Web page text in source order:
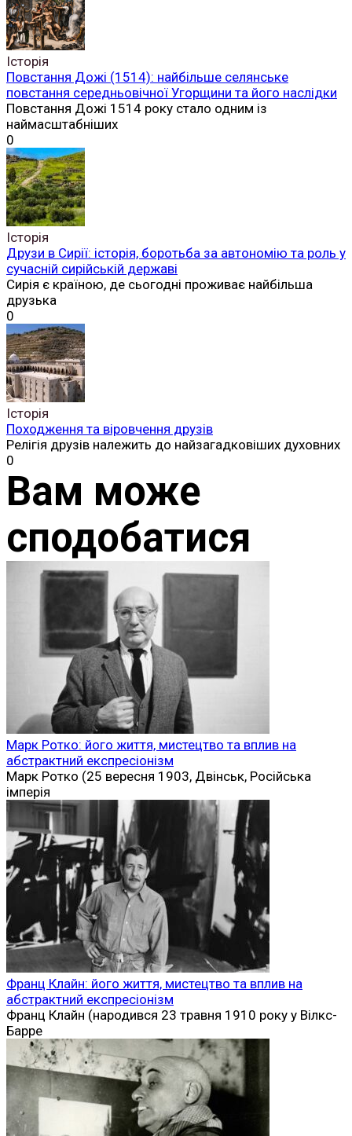
Історія
Повстання Дожі (1514): найбільше селянське
повстання середньовічної Угорщини та його наслідки
Повстання Дожі 1514 року стало одним із
наймасштабніших
0
Історія
Друзи в Сирії: історія, боротьба за автономію та роль у
сучасній сирійській державі
Сирія є країною, де сьогодні проживає найбільша
друзька
0
Історія
Походження та віровчення друзів
Релігія друзів належить до найзагадковіших духовних
0
Вам може
сподобатися
Марк Ротко: його життя, мистецтво та вплив на
абстрактний експресіонізм
Марк Ротко (25 вересня 1903, Двінськ, Російська
імперія
Франц Клайн: його життя, мистецтво та вплив на
абстрактний експресіонізм
Франц Клайн (народився 23 травня 1910 року у Вілкс-
Барре